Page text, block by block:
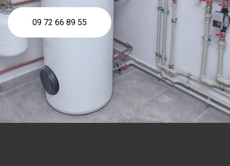
09 72 66 89 55